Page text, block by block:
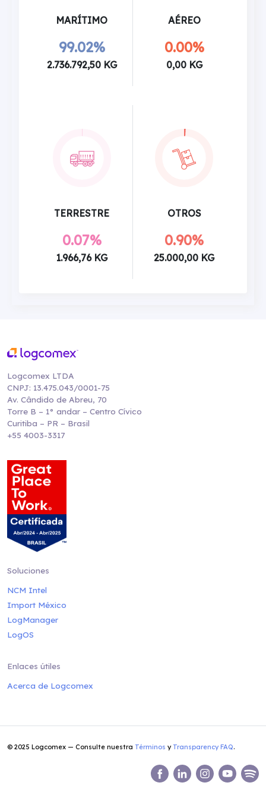
MARÍTIMO
99.02%
2.736.792,50 KG
AÉREO
0.00%
0,00 KG
TERRESTRE
0.07%
1.966,76 KG
OTROS
0.90%
25.000,00 KG
Logcomex LTDA
CNPJ: 13.475.043/0001-75
Av. Cândido de Abreu, 70
Torre B – 1° andar – Centro Cívico
Curitiba – PR – Brasil
+55 4003-3317
Soluciones
NCM Intel
Import México
LogManager
LogOS
Enlaces útiles
Acerca de Logcomex
© 2025 Logcomex — Consulte nuestra Términos y Transparency FAQ.